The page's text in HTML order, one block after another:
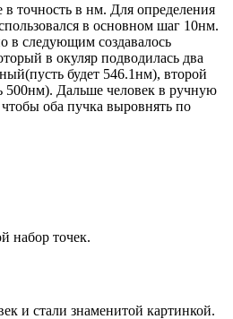
точность в нм. Для определения
в основном шаг 10нм.
в следующим создавалось
в окуляр подводилась два
будет 546.1нм), второй
500нм). Дальше человек в ручную
оба пучка выровнять по
набор точек.
и стали знаменитой картинкой.